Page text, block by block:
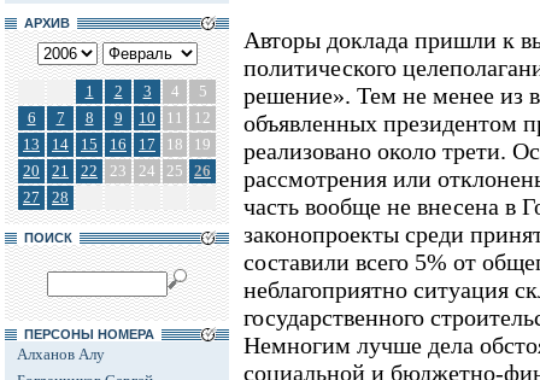
АРХИВ
1 2 3 4
5
6
7 8 9 10 11
12
13
14 15 16 17 18
19
20
21 22 23 24 25
26
27
28
ПОИСК
ПЕРСОНЫ НОМЕРА
Алханов Алу
Авторы доклада пришли к
политического
решение». Тем не менее из
объявленных президентом
реализовано около трети.
рассмотрения или
часть вообще не внесена в
законопроекты среди
составили всего 5% от
неблагоприятно ситуация
государственного
Немногим лучше дела
социальной и бюджетно-